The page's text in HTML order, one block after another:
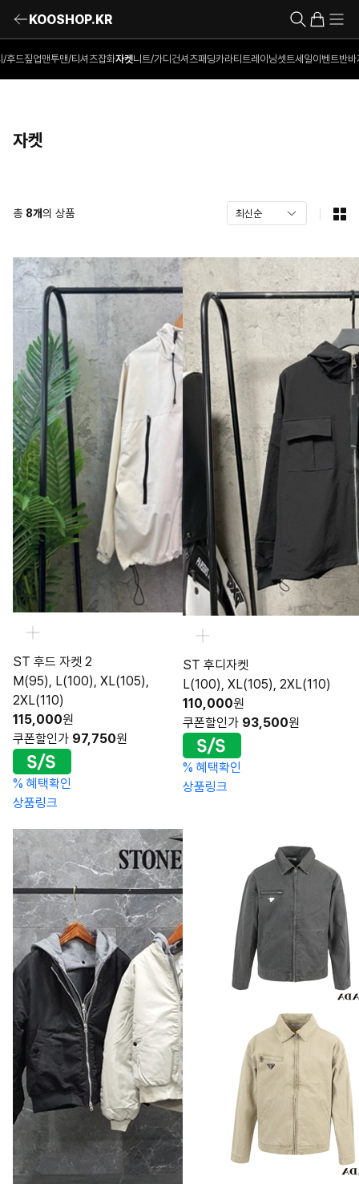
KOOSHOP.KR
/후드짚업맨투맨/티셔츠잡화자켓니트/가디건셔츠패딩카라티 트레이닝셋트세일이벤트반바
자켓
총 8개의 상품
ST 후드 자켓 2
M(95), L(100), XL(105),
2XL(110)
115,000원
쿠폰할인가 97,750원
% 혜택확인
상품링크
ST 후디자켓
L(100), XL(105), 2XL(110)
110,000원
쿠폰할인가 93,500원
% 혜택확인
상품링크